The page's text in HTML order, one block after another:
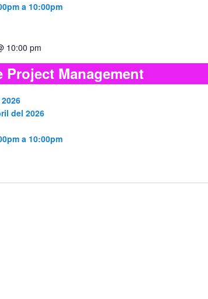
a 10:00pm
10:00 pm
Project Management
del 2026
a 10:00pm